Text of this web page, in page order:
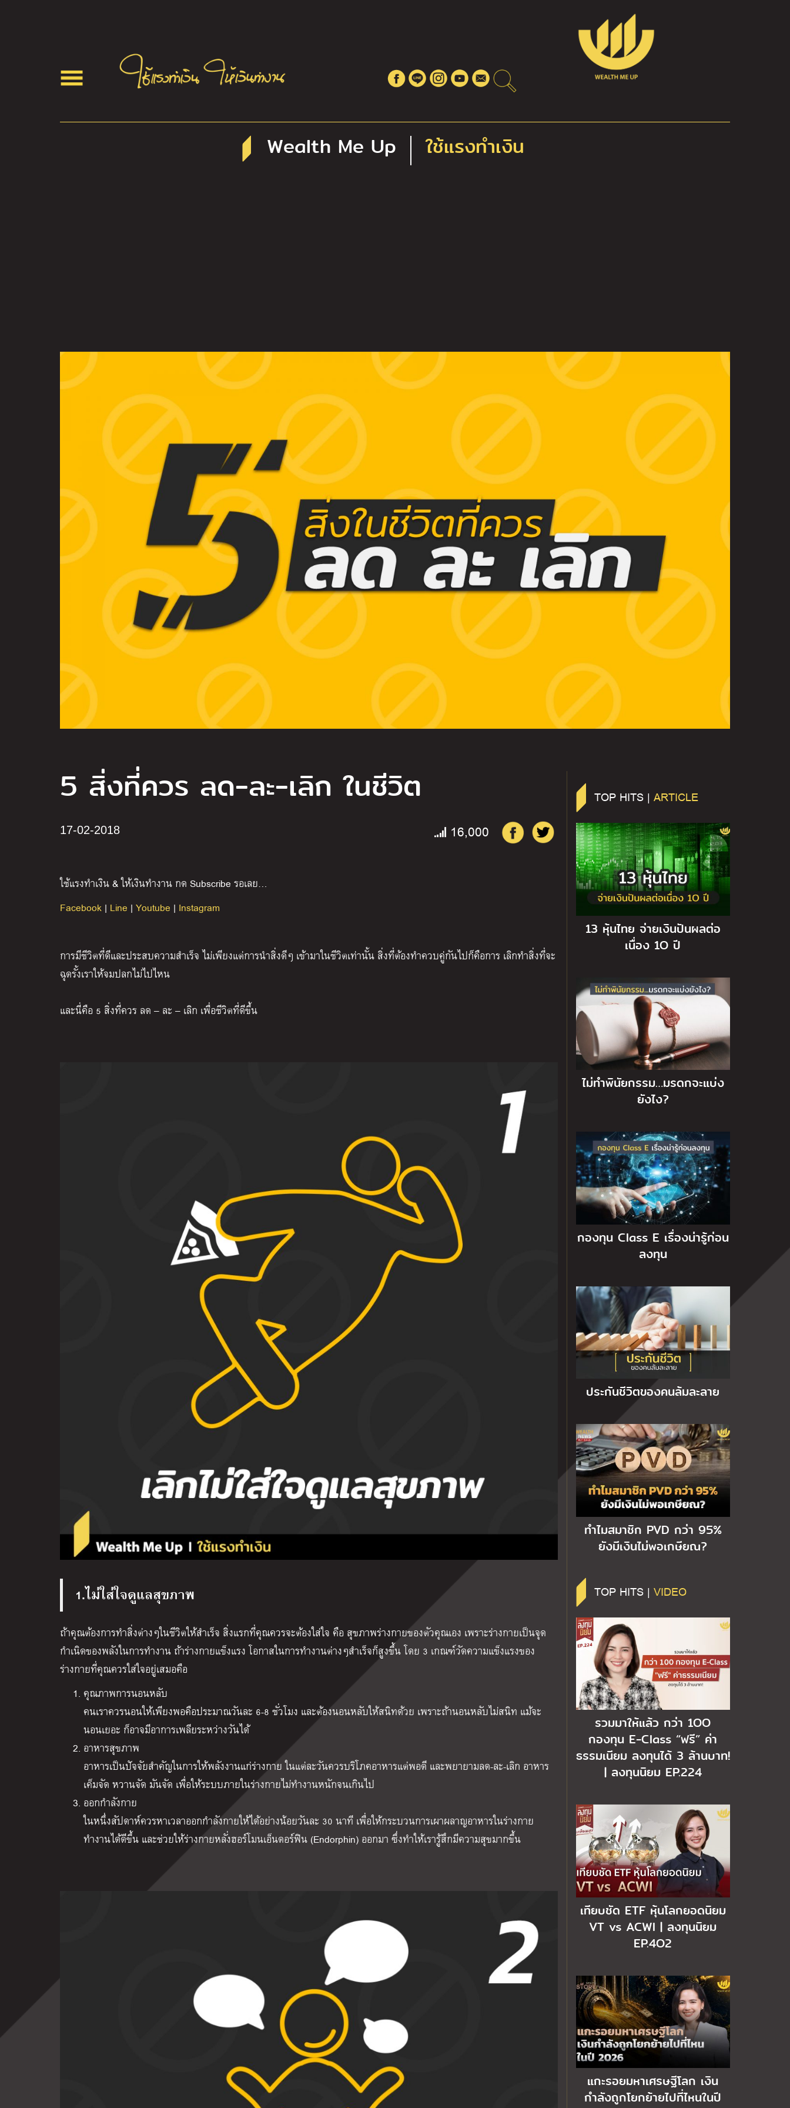
Wealth Me Up ใช้แรงทำเงิน
5 สิ่งที่ควร ลด-ละ-เลิก ในชีวิต
17-02-2018 16,000
ใช้แรงทำเงิน & ให้เงินทำงาน กด Subscribe รอเลย…
Facebook | Line | Youtube | Instagram
การมีชีวิตที่ดีและประสบความสำเร็จ ไม่เพียงแต่การนำสิ่งดีๆ เข้ามาในชีวิตเท่านั้น สิ่งที่ต้องทำควบคู่กันไปก็คือการ เลิกทำสิ่งที่จะ
ฉุดรั้งเราให้จมปลกไม่ไปไหน
และนี่คือ 5 สิ่งที่ควร ลด – ละ – เลิก เพื่อชีวิตที่ดีขึ้น
1.ไม่ใส่ใจดูแลสุขภาพ
ถ้าคุณต้องการทำสิ่งต่างๆในชีวิตให้สำเร็จ สิ่งแรกที่คุณควรจะต้องใส่ใจ คือ สุขภาพร่างกายของตัวคุณเอง เพราะร่างกายเป็นจุด
กำเนิดของพลังในการทำงาน ถ้าร่างกายแข็งแรง โอกาสในการทำงานต่างๆสำเร็จก็สูงขึ้น โดย 3 เกณฑ์วัดความแข็งแรงของ
ร่างกายที่คุณควรใส่ใจอยู่เสมอคือ
คุณภาพการนอนหลับ
คนเราควรนอนให้เพียงพอคือประมาณวันละ 6-8 ชั่วโมง และต้องนอนหลับให้สนิทด้วย เพราะถ้านอนหลับไม่สนิท แม้จะ
นอนเยอะ ก็อาจมีอาการเพลียระหว่างวันได้
อาหารสุขภาพ
อาหารเป็นปัจจัยสำคัญในการให้พลังงานแก่ร่างกาย ในแต่ละวันควรบริโภคอาหารแต่พอดี และพยายามลด-ละ-เลิก อาหาร
เค็มจัด หวานจัด มันจัด เพื่อให้ระบบภายในร่างกายไม่ทำงานหนักจนเกินไป
ออกกำลังกาย
ในหนึ่งสัปดาห์ควรหาเวลาออกกำลังกายให้ได้อย่างน้อยวันละ 30 นาที เพื่อให้กระบวนการเผาผลาญอาหารในร่างกาย
ทำงานได้ดีขึ้น และช่วยให้ร่างกายหลั่งฮอร์โมนเอ็นดอร์ฟิน (Endorphin) ออกมา ซึ่งทำให้เรารู้สึกมีความสุขมากขึ้น
TOP HITS | ARTICLE
13 หุ้นไทย จ่ายเงินปันผลต่อ
เนื่อง 1O ปี
ไม่ทำพินัยกรรม…มรดกจะแบ่ง
ยังไง?
กองทุน Class E เรื่องน่ารู้ก่อน
ลงทุน
ประกันชีวิตของคนล้มละลาย
ทำไมสมาชิก PVD กว่า 95%
ยังมีเงินไม่พอเกษียณ?
TOP HITS | VIDEO
รวมมาให้แล้ว กว่า 1OO
กองทุน E-Class “ฟรี” ค่า
ธรรมเนียม ลงทุนได้ 3 ล้านบาท!
| ลงทุนนิยม EP.224
เทียบชัด ETF หุ้นโลกยอดนิยม
VT vs ACWI | ลงทุนนิยม
EP.4O2
แกะรอยมหาเศรษฐีโลก เงิน
กำลังถูกโยกย้ายไปที่ไหนในปี